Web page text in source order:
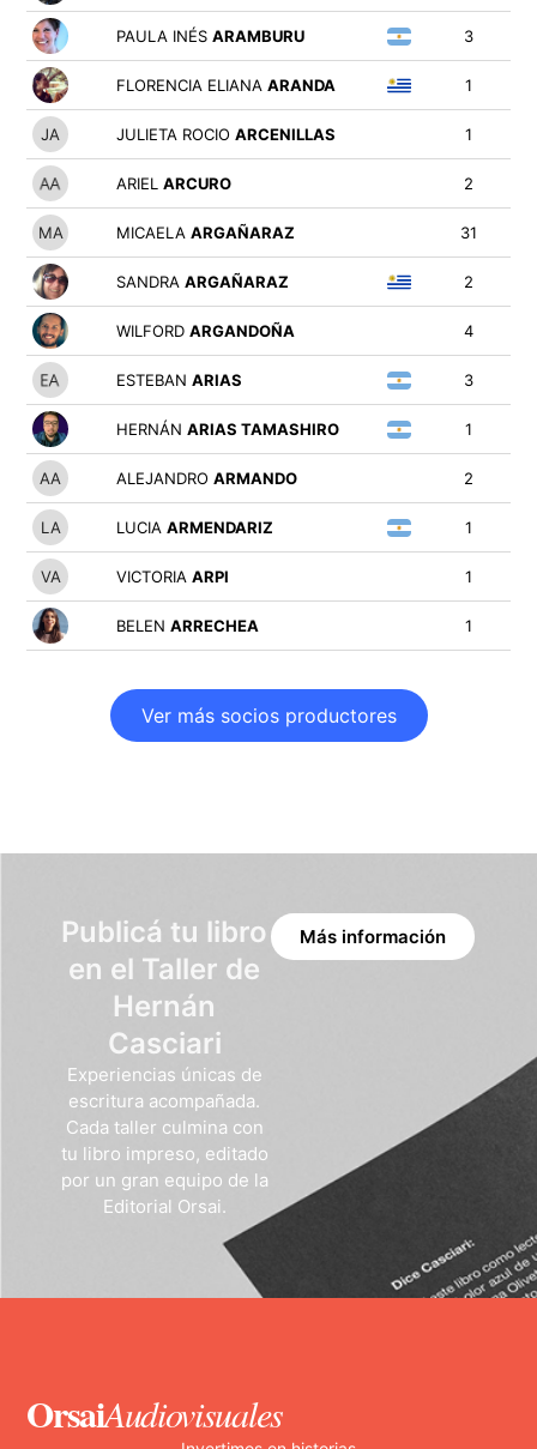
PAULA INÉS ARAMBURU 3
FLORENCIA ELIANA ARANDA 1
JULIETA ROCIO ARCENILLAS 1
ARIEL ARCURO 2
MICAELA ARGAÑARAZ 31
SANDRA ARGAÑARAZ 2
WILFORD ARGANDOÑA 4
ESTEBAN ARIAS 3
HERNÁN ARIAS TAMASHIRO 1
ALEJANDRO ARMANDO 2
LUCIA ARMENDARIZ 1
VICTORIA ARPI 1
BELEN ARRECHEA 1
Ver más socios productores
Publicá tu libro
en el Taller de
Hernán
Casciari
Experiencias únicas de
escritura acompañada.
Cada taller culmina con
tu libro impreso, editado
por un gran equipo de la
Editorial Orsai.
Más información
OrsaiAudiovisuales